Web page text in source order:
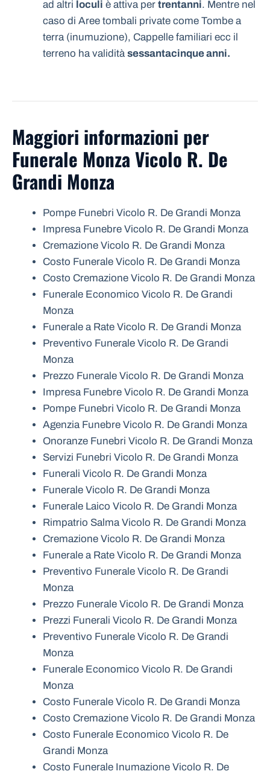
ad altri loculi è attiva per trentanni. Mentre nel
caso di Aree tombali private come Tombe a
terra (inumuzione), Cappelle familiari ecc il
terreno ha validità sessantacinque anni.
Maggiori informazioni per
Funerale Monza Vicolo R. De
Grandi Monza
Pompe Funebri Vicolo R. De Grandi Monza
Impresa Funebre Vicolo R. De Grandi Monza
Cremazione Vicolo R. De Grandi Monza
Costo Funerale Vicolo R. De Grandi Monza
Costo Cremazione Vicolo R. De Grandi Monza
Funerale Economico Vicolo R. De Grandi
Monza
Funerale a Rate Vicolo R. De Grandi Monza
Preventivo Funerale Vicolo R. De Grandi
Monza
Prezzo Funerale Vicolo R. De Grandi Monza
Impresa Funebre Vicolo R. De Grandi Monza
Pompe Funebri Vicolo R. De Grandi Monza
Agenzia Funebre Vicolo R. De Grandi Monza
Onoranze Funebri Vicolo R. De Grandi Monza
Servizi Funebri Vicolo R. De Grandi Monza
Funerali Vicolo R. De Grandi Monza
Funerale Vicolo R. De Grandi Monza
Funerale Laico Vicolo R. De Grandi Monza
Rimpatrio Salma Vicolo R. De Grandi Monza
Cremazione Vicolo R. De Grandi Monza
Funerale a Rate Vicolo R. De Grandi Monza
Preventivo Funerale Vicolo R. De Grandi
Monza
Prezzo Funerale Vicolo R. De Grandi Monza
Prezzi Funerali Vicolo R. De Grandi Monza
Preventivo Funerale Vicolo R. De Grandi
Monza
Funerale Economico Vicolo R. De Grandi
Monza
Costo Funerale Vicolo R. De Grandi Monza
Costo Cremazione Vicolo R. De Grandi Monza
Costo Funerale Economico Vicolo R. De
Grandi Monza
Costo Funerale Inumazione Vicolo R. De